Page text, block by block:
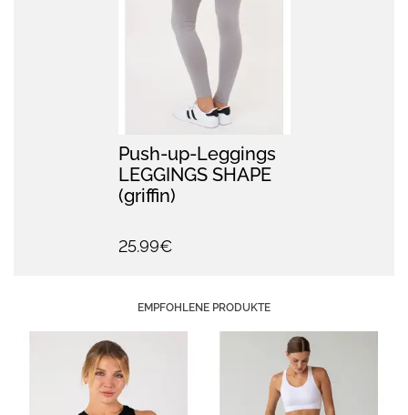
Push-up-Leggings
LEGGINGS SHAPE
(griffin)
25.99€
EMPFOHLENE PRODUKTE